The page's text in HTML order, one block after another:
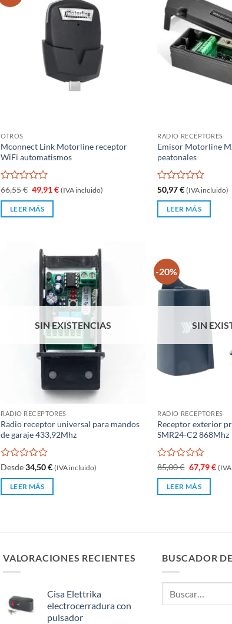
OTROS
Mconnect Link Motorline receptor
WiFi automatismos
Valorado
de
66,55€ El
precio
original
era:
49,91€El
precio
(IVA incluido)
LEER MÁS
RADIO RECEPTORES
Emisor Motorline
peatonales
Valorado
de
50,97€ (IVA incluido)
LEER MÁS
SIN EXISTENCIAS
RADIO RECEPTORES
Radio receptor universal para mandos
de garaje 433,92Mhz
Valorado
de
Desde34,50€ (IVA incluido)
LEER MÁS
-20%
SIN
RADIO RECEPTORES
Receptor exterior
SMR24-C2 868Mhz
Valorado
de
85,00€ El
precio
original
era:
67,79€El
LEER MÁS
VALORACIONES RECIENTES
Cisa Elettrika
electrocerradura con
pulsador
BUSCADOR
Buscar
por: